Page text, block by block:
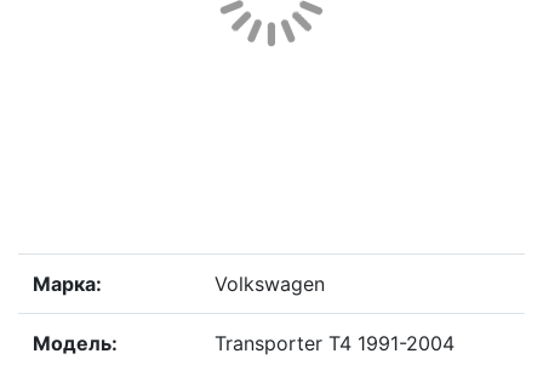
Марка: Volkswagen
Модель: Transporter T4 1991-2004